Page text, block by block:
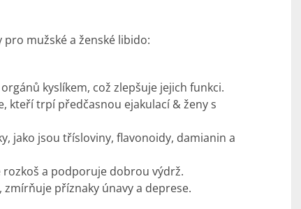
mužské a ženské libido:
kyslíkem, což zlepšuje jejich funkci.
kteří trpí předčasnou ejakulací & ženy s
jako jsou třísloviny, flavonoidy, damianin a
a podporuje dobrou výdrž.
příznaky únavy a deprese.